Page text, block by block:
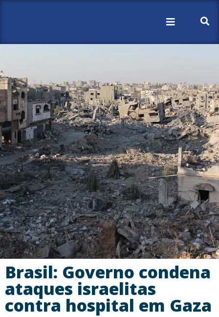
Brasil: Governo condena
ataques israelitas
contra hospital em Gaza